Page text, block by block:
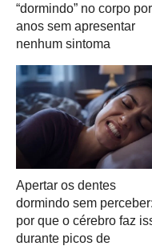
“dormindo” no corpo por
anos sem apresentar
nenhum sintoma
Apertar os dentes
dormindo sem perceber:
por que o cérebro faz
durante picos de